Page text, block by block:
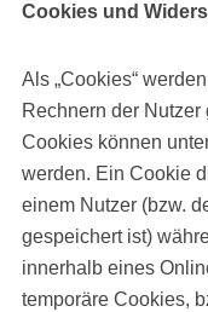
Cookies und
Als „Cookies“
Rechnern der
Cookies können
werden. Ein Cookie
einem Nutzer (bzw.
gespeichert ist)
innerhalb eines
temporäre Cookies,